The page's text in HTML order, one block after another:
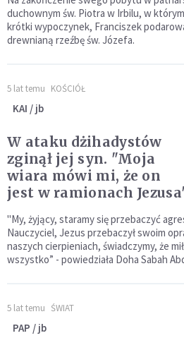
duchownym św. Piotra w Irbilu, w którym
krótki wypoczynek, Franciszek
drewnianą rzeźbę św. Józefa.
5 lat temu KOŚCIÓŁ
KAI / jb
W ataku dżihadystów
zginął jej syn. "Moja
wiara mówi mi, że on
jest w ramionach
"My, żyjący, staramy się przebaczyć
Nauczyciel, Jezus przebaczył swoim
naszych cierpieniach, świadczymy, że
wszystko” - powiedziała Doha Sabah
5 lat temu ŚWIAT
PAP / jb